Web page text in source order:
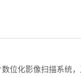
位化影像扫描系统